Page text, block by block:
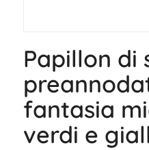
Papillon di
fantasia
verdi e